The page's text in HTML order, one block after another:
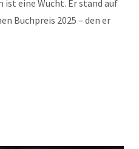
ist eine Wucht. Er stand auf
Buchpreis 2025 – den er